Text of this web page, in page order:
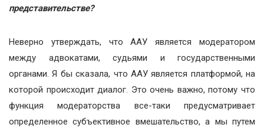
представительстве?
Неверно утверждать, что ААУ является модератором
между адвокатами, судьями и государственными
органами. Я бы сказала, что ААУ является платформой, на
которой происходит диалог. Это очень важно, потому что
функция модераторства все-таки предусматривает
определенное субъективное вмешательство, а мы путем